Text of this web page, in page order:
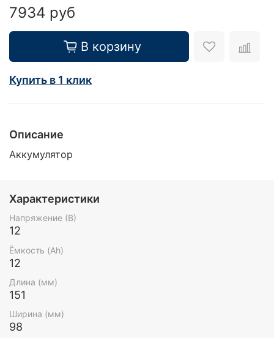
7934 руб
В корзину
Купить в 1 клик
Описание
Аккумулятор
Характеристики
Напряжение (В)
12
Ёмкость (Ah)
12
Длина (мм)
151
Ширина (мм)
98